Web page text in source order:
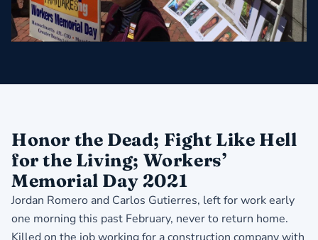
Honor the Dead; Fight Like Hell
for the Living; Workers’
Memorial Day 2021
Jordan Romero and Carlos Gutierres, left for work early
one morning this past February, never to return home.